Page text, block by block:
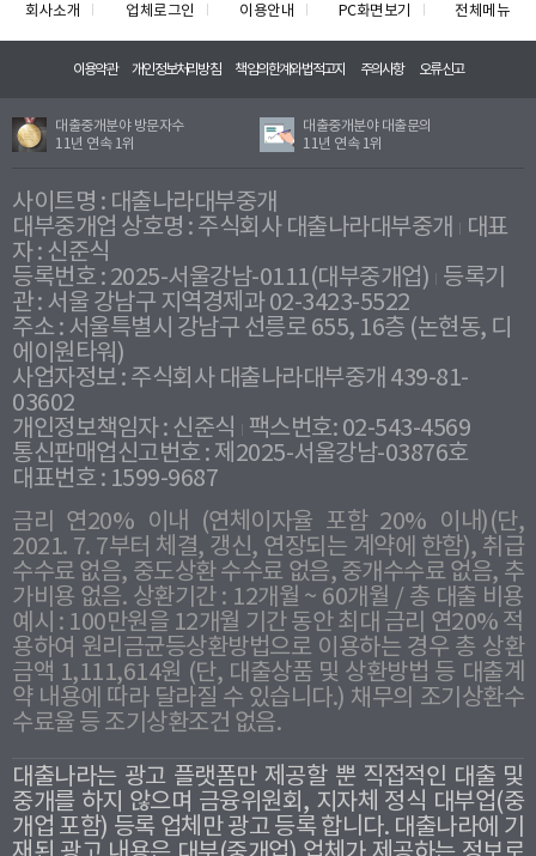
회사소개 업체로그인 이용안내 PC화면보기 전체메뉴
이용약관 개인정보처리방침 책임의한계와법적고지 주의사항 오류신고
대출중개분야 방문자수
11년 연속 1위
대출중개분야 대출문의
11년 연속 1위
사이트명 : 대출나라대부중개
대부중개업 상호명 : 주식회사 대출나라대부중개
대표
자 : 신준식
등록번호 : 2025-서울강남-0111(대부중개업) 등록기
관 : 서울 강남구 지역경제과 02-3423-5522
주소 : 서울특별시 강남구 선릉로 655, 16층 (논현동, 디
에이원타워)
사업자정보 : 주식회사 대출나라대부중개 439-81-
03602
개인정보책임자 : 신준식
팩스번호: 02-543-4569
통신판매업신고번호 : 제2025-서울강남-03876호
대표번호 : 1599-9687
금리 연20% 이내 (연체이자율 포함 20% 이내)(단,
2021. 7. 7부터 체결, 갱신, 연장되는 계약에 한함), 취급
수수료 없음, 중도상환 수수료 없음, 중개수수료 없음, 추
가비용 없음. 상환기간 : 12개월 ~ 60개월 / 총 대출 비용
예시 : 100만원을 12개월 기간 동안 최대 금리 연20% 적
용하여 원리금균등상환방법으로 이용하는 경우 총 상환
금액 1,111,614원 (단, 대출상품 및 상환방법 등 대출계
약 내용에 따라 달라질 수 있습니다.) 채무의 조기상환수
수료율 등 조기상환조건 없음.
대출나라는 광고 플랫폼만 제공할 뿐 직접적인 대출 및
중개를 하지 않으며 금융위원회, 지자체 정식 대부업(중
개업 포함) 등록 업체만 광고 등록 합니다. 대출나라에 기